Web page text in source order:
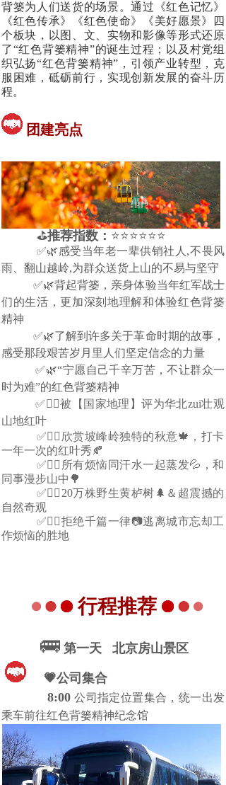
背篓为人们送货的场景。通过《红色记忆》
《红色传承》《红色使命》《美好愿景》四
个板块，以图、文、实物和影像等形式还原
了“红色背篓精神”的诞生过程；以及村党组
织弘扬“红色背篓精神”，引领产业转型，克
服困难，砥砺前行，实现创新发展的奋斗历
程。
团建亮点
⛳推荐指数： ⭐⭐⭐⭐⭐⭐
✅🌿感受当年老一辈供销社人,不畏风
雨、翻山越岭,为群众送货上山的不易与坚守
✅🌿背起背篓，亲身体验当年红军战士
们的生活 ，更加深刻地理解和体验红色背篓
精神
✅🌿了解到许多关于革命时期的故事，
感受那段艰苦岁月里人们坚定信念的力量
✅🌿“宁愿自己千辛万苦，不让群众一
时为难”的红色背篓精神
✅👍🏻被【国家地理】评为华北zui壮观
山地红叶
✅👍🏻 欣赏坡峰岭独特的秋意🍁，打卡
一年一次的红叶秀🍂
✅👍🏻 所有烦恼同汗水一起蒸发💦，和
同事漫步山中🌳
✅👍🏻 20万株野生黄栌树🌲＆超震撼的
自然奇观
✅👍🏻拒绝千篇一律📷逃离城市忘却工
作烦恼的胜地
行程推荐
🚌 第一天 北京房山景区
💗公司集合
8:00公司指定位置集合，统一出发
乘车前往红色背篓精神纪念馆